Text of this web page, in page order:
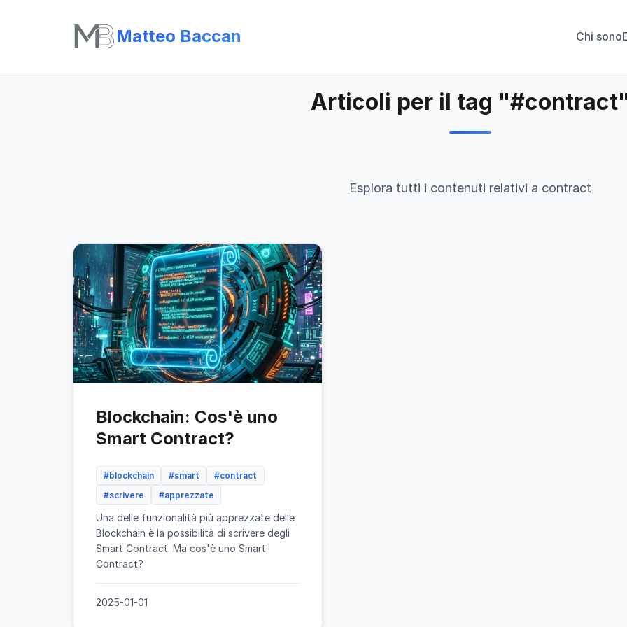
Matteo Baccan Chi sono
Articoli per il tag "#contract"
Esplora tutti i contenuti relativi a contract
Blockchain: Cos'è uno
Smart Contract?
#blockchain #smart
#contract
#scrivere
#apprezzate
Una delle funzionalità più apprezzate delle
Blockchain è la possibilità di scrivere degli
Smart Contract. Ma cos'è uno Smart
Contract?
2025-01-01